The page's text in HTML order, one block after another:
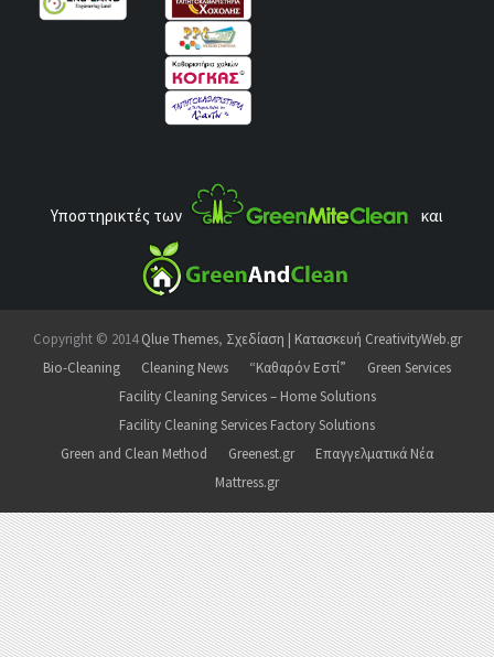
Υποστηρικτές των και
Copyright © 2014Qlue Themes, Σχεδίαση | Κατασκευή CreativityWeb.gr
Bio-Cleaning
Cleaning News “Καθαρόν Εστί”
Green Services
Facility Cleaning Services – Home Solutions
Facility Cleaning Services Factory Solutions
Green and Clean Method
Greenest.gr
Επαγγελματικά Νέα
Mattress.gr